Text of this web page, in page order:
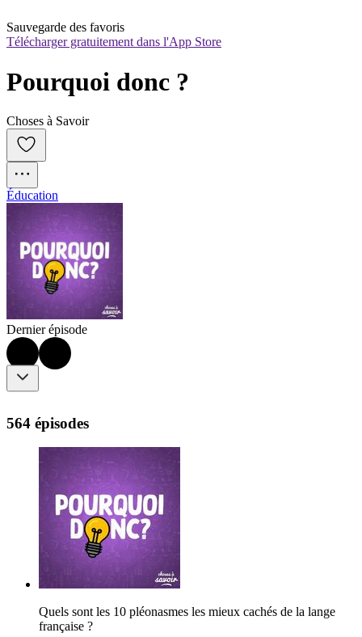
Sauvegarde des favoris
Télécharger gratuitement dans l'App Store
Pourquoi donc ?
Choses à Savoir
Éducation
Dernier épisode
564 épisodes
Quels sont les 10 pléonasmes les mieux cachés de la lange
française ?